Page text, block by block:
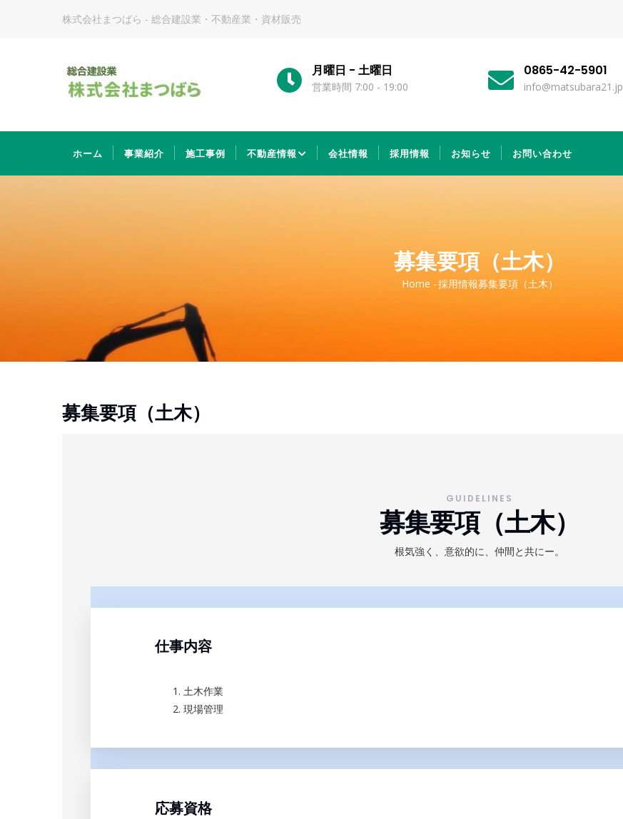
ツ
株式会社まつばら - 総合建設業・不動産業・資材販売
産業廃棄物収集運搬業許可
岡山県知事 許可 3304062289号
月曜日 - 土曜日
営業時間 7:00 - 19:00
0865-42-5901
info@matsubara21.jp
NAVIGATION
ホーム 事業紹介 施工事例 不動産情報 会社情報 採用情報 お知らせ お問い合わせ
募集要項（土木）
パ
ず
Home -採用情報募集要項（土木）
募集要項（土木）
GUIDELINES
募集要項（土木）
根気強く、意欲的に、仲間と共にー。
仕事内容
土木作業
現場管理
応募資格